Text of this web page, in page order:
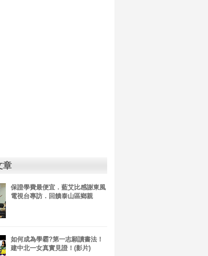
章
保證學費最便宜．藍艾比感謝東風
電視台專訪．回饋泰山區鄉親
如何成為學霸?第一志願讀書法！
建中北一女真實見證！(影片)